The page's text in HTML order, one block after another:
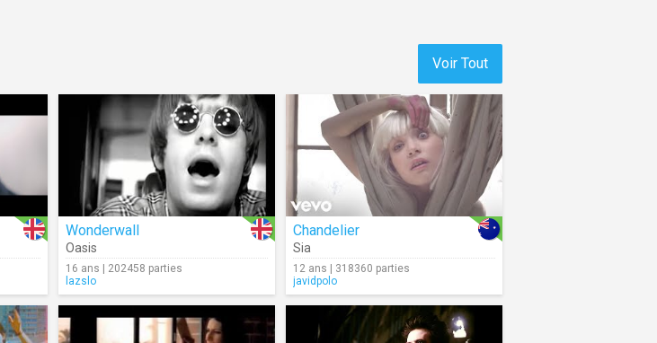
Voir Tout
Wonderwall
Oasis
16 ans | 202458 parties
lazslo
Chandelier
Sia
12 ans | 318360 parties
javidpolo